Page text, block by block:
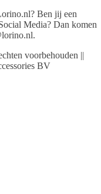
Ben jij een
Media? Dan komen
voorbehouden ||
BV